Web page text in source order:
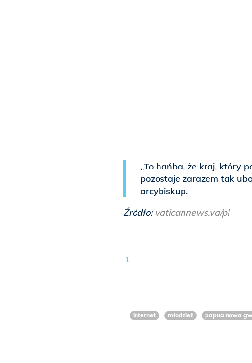
„To hańba, że kraj, który
pozostaje zarazem tak
arcybiskup.
Źródło: vaticannews.va/pl
1
internet młodzież papua nowa